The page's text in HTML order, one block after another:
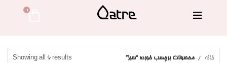
0
خانه محصولات برچسب خورده “سبز” Showing all 6 results